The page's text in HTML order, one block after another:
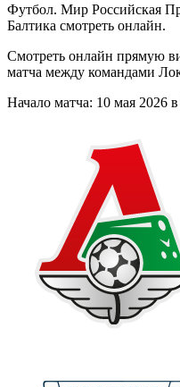
Футбол. Мир Российская
Балтика смотреть онлайн.
Смотреть онлайн прямую
матча между командами
Начало матча: 10 мая 2026